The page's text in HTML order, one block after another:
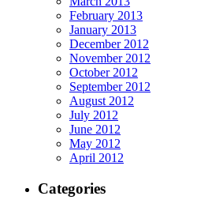
February 2013
January 2013
December 2012
November 2012
October 2012
September 2012
August 2012
July 2012
June 2012
May 2012
April 2012
Categories